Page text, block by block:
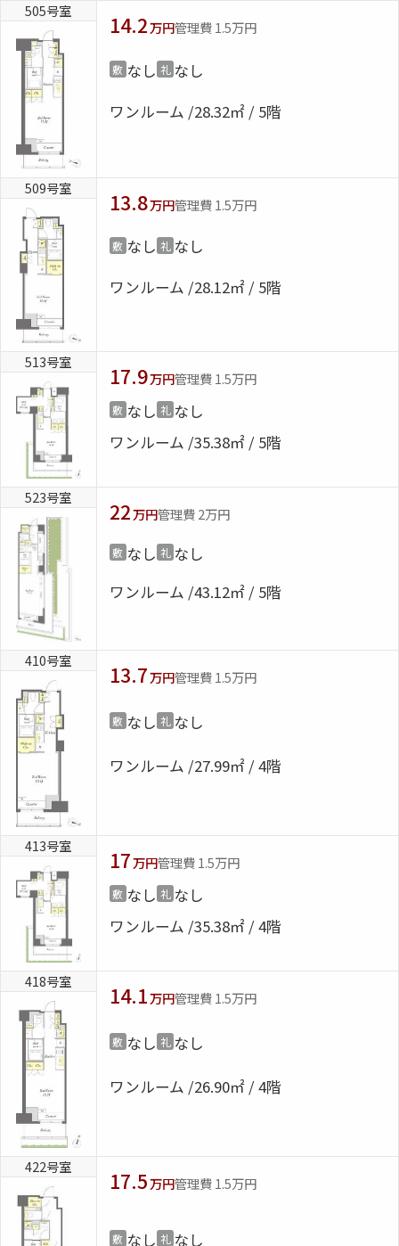
505号室
14.2万円管理費 1.5万円
敷 なし 礼 なし
ワンルーム 28.32㎡ / 5階
509号室
13.8万円管理費 1.5万円
敷 なし 礼 なし
ワンルーム 28.12㎡ / 5階
513号室
17.9万円管理費 1.5万円
敷 なし 礼 なし
ワンルーム 35.38㎡ / 5階
523号室
22万円管理費 2万円
敷 なし 礼 なし
ワンルーム 43.12㎡ / 5階
410号室
13.7万円管理費 1.5万円
敷 なし 礼 なし
ワンルーム 27.99㎡ / 4階
413号室
17万円管理費 1.5万円
敷 なし 礼 なし
ワンルーム 35.38㎡ / 4階
418号室
14.1万円管理費 1.5万円
敷 なし 礼 なし
ワンルーム 26.90㎡ / 4階
422号室
17.5万円管理費 1.5万円
敷 なし 礼 なし